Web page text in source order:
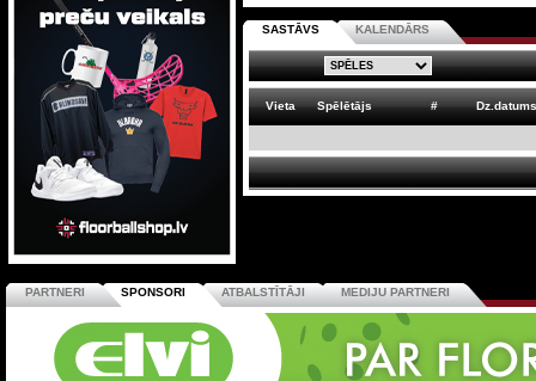
SASTĀVS KALENDĀRS
Vieta Spēlētājs # Dz.datums
PARTNERI SPONSORI ATBALSTĪTĀJI MEDIJU PARTNERI